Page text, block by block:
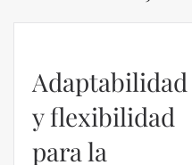
Adaptabilidad
y flexibilidad
para la